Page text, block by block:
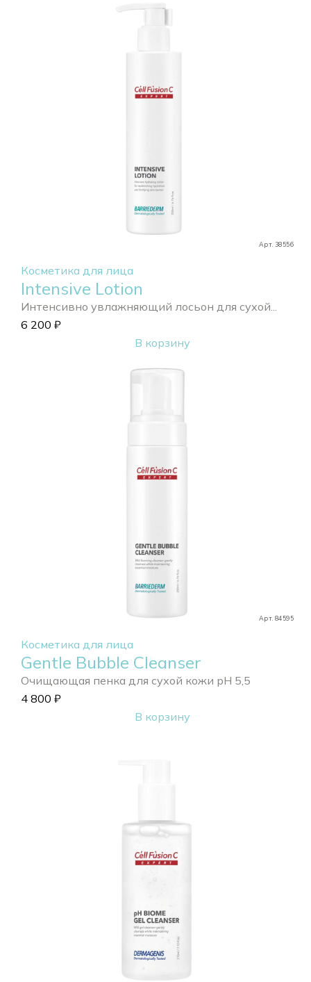
Арт. 38556
Косметика для лица
Intensive Lotion
Интенсивно увлажняющий лосьон для сухой...
6 200 ₽
В корзину
Арт. 84595
Косметика для лица
Gentle Bubble Cleanser
Очищающая пенка для сухой кожи pH 5,5
4 800 ₽
В корзину